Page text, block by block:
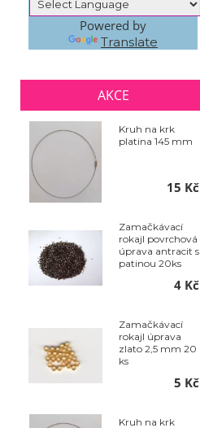
Powered by
Translate
AKCE
Kruh na krk
platina 145 mm
15 Kč
Zamačkávací
rokajl povrchová
úprava antracit s
patinou 20ks
4 Kč
Zamačkávací
rokajl úprava
zlato 2,5 mm 20
ks
5 Kč
Kruh na krk